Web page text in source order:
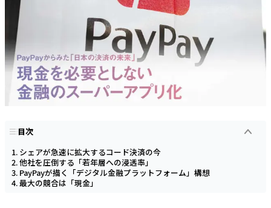
目次
シェアが急速に拡大するコード決済の今
他社を圧倒する「若年層への浸透率」
PayPayが描く「デジタル金融プラットフォーム」構想
最大の競合は「現金」